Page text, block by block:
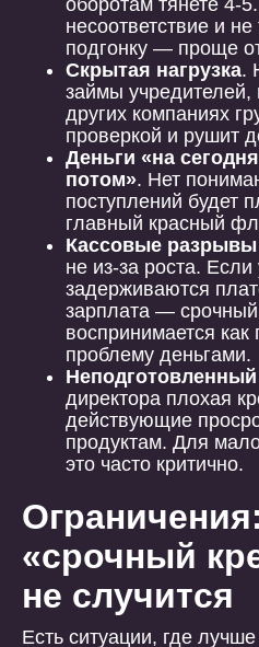
оборотам тянете 4-
несоответствие и
подгонку — проще
Скрытая нагрузка.
займы учредителей,
других компаниях
проверкой и рушит
Деньги «на
потом». Нет
поступлений будет
главный красный
Кассовые
не из-за роста.
задерживаются
зарплата — срочный
воспринимается как
проблему деньгами.
директора плохая
действующие
продуктам. Для
это часто критично.
«срочный
не случится
Есть ситуации, где